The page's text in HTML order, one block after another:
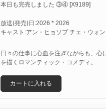
本日も完売しました ③④ [X9189]
放送(発売)日:2026 * 2026
キャスト:アン・ヒョソプ チェ・ウォ
日々の仕事に心血を注ぎながらも、
を描くロマンティック・コメディ。
カートに入れる